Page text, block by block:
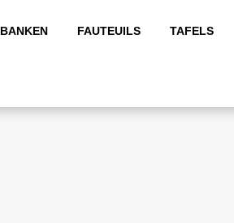
BANKEN FAUTEUILS TAFELS